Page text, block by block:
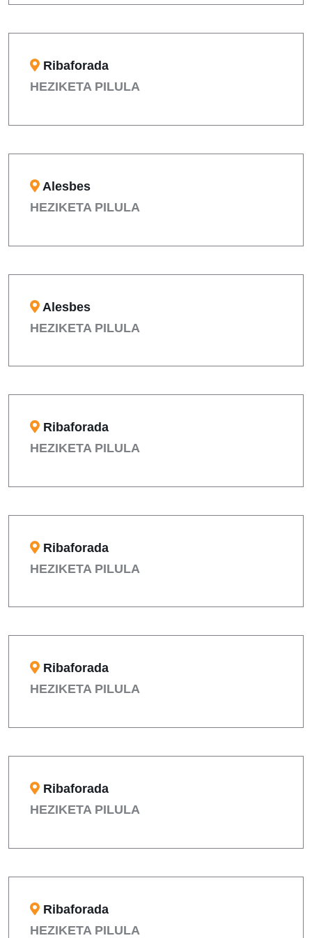
Ribaforada
HEZIKETA PILULA
Alesbes
HEZIKETA PILULA
Alesbes
HEZIKETA PILULA
Ribaforada
HEZIKETA PILULA
Ribaforada
HEZIKETA PILULA
Ribaforada
HEZIKETA PILULA
Ribaforada
HEZIKETA PILULA
Ribaforada
HEZIKETA PILULA